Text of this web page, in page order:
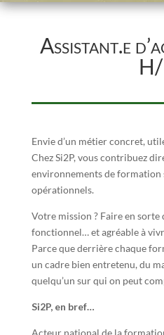
Assistant.e
Envie d’un métier concret,
Chez Si2P, vous contribuez
environnements de formation
opérationnels.
Votre mission ? Faire en
fonctionnel… et agréable à
Parce que derrière chaque
un cadre bien entretenu, du
quelqu’un sur qui on peut
Si2P, en bref…
Acteur national de la